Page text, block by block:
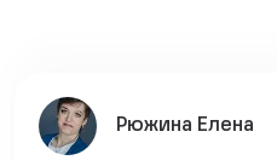
Рюжина Елена